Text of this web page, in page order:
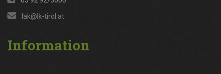
lak@lk-tirol.at
Information